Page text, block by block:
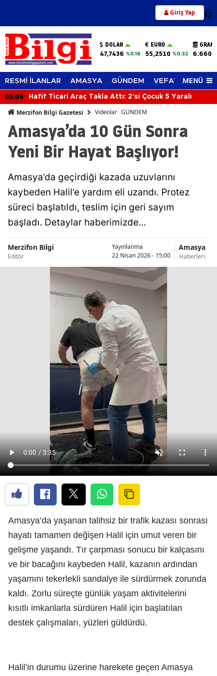
Giriş Yap 12
DOLAR
47,7436 %0.18
EURO
55,2510 %0.32
RESMİ İLANLAR AMASYA GÜNDEM VEFAT EDENLER
MENÜ
05:06 Hafif Ticari Araç Takla Attı: 2'si Çocuk 5 Yaralı
Merzifon Bilgi Gazetesi Videolar GÜNDEM
Amasya’da 10 Gün Sonra
Yeni Bir Hayat Başlıyor!
Amasya’da geçirdiği kazada uzuvlarını
kaybeden Halil’e yardım eli uzandı. Protez
süreci başlatıldı, teslim için geri sayım
başladı. Detaylar haberimizde…
Merzifon Bilgi
Editör
Yayınlanma
22 Nisan 2026 - 15:00
Amasya
Haberleri
Amasya’da yaşanan talihsiz bir trafik kazası sonrası
hayatı tamamen değişen Halil için umut veren bir
gelişme yaşandı. Tır çarpması sonucu bir kalçasını
ve bir bacağını kaybeden Halil, kazanın ardından
yaşamını tekerlekli sandalye ile sürdürmek zorunda
kaldı. Zorlu süreçte günlük yaşam aktivitelerini
kısıtlı imkanlarla sürdüren Halil için başlatılan
destek çalışmaları, yüzleri güldürdü.
Halil’in durumu üzerine harekete geçen Amasya